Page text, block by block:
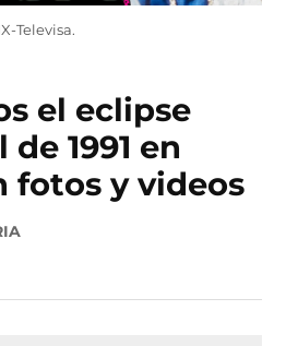
Televisa.
el eclipse
1991 en
fotos y videos